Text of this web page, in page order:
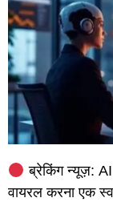
ब्रेकिंग न्यूज़: AI
वायरल करना एक